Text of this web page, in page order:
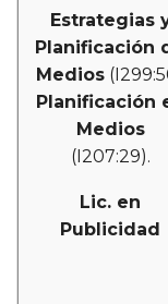
Estrategias
Planificación
Medios
Planificación
Medios
(I207:29).
Lic. en
Publicidad